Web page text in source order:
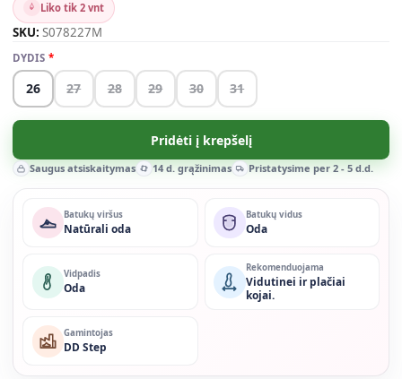
Liko tik 2 vnt
SKU: S078227M
DYDIS
26 27 28 29 30 31
Pridėti į krepšelį
Saugus atsiskaitymas 14 d. grąžinimas Pristatysime per 2 - 5 d.d.
Batukų viršus
Natūrali oda
Batukų vidus
Oda
Vidpadis
Oda
Rekomenduojama
Vidutinei ir plačiai
kojai.
Gamintojas
DD Step